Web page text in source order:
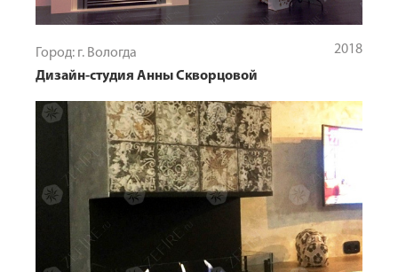
Город: г. Вологда
2018
Дизайн-студия Анны Скворцовой